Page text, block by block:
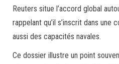
Reuters situe l’accord global
rappelant qu’il s’inscrit dans une
aussi des capacités navales.
Ce dossier illustre un point